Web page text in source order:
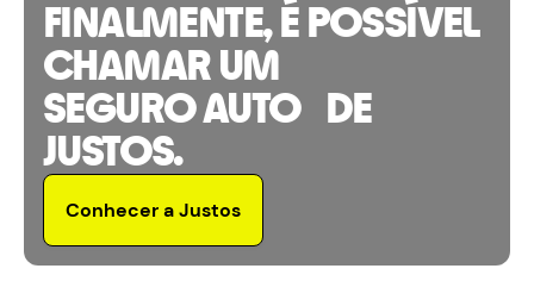
FINALMENTE, É POSSÍVEL
CHAMAR UM
SEGURO AUTO DE
JUSTOS.
Conhecer a Justos